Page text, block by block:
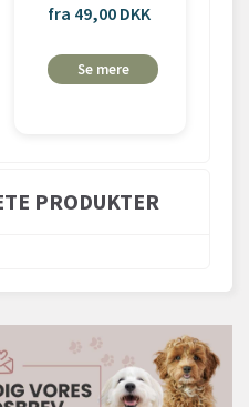
fra 49,00 DKK
Se mere
PRODUKTER